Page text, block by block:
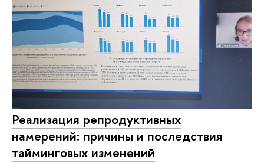
Реализация репродуктивных
намерений: причины и последствия
тайминговых изменений